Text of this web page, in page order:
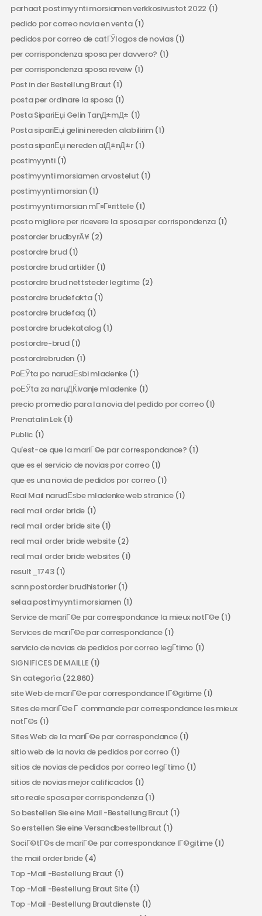
parhaat postimyynti morsiamen verkkosivustot 2022 (1)
pedido por correo novia en venta(1)
pedidos por correo de catГЎlogos de novias(1)
per corrispondenza sposa per davvero? (1)
per corrispondenza sposa reveiw(1)
Post in der Bestellung Braut (1)
posta per ordinare la sposa (1)
Posta SipariЕџi Gelin TanД±mД± (1)
Posta sipariЕџi gelini nereden alabilirim(1)
posta sipariЕџi nereden alД±nД±r(1)
postimyynti(1)
postimyynti morsiamen arvostelut (1)
postimyynti morsian(1)
postimyynti morsian mГ¤Г¤rittele(1)
posto migliore per ricevere la sposa per corrispondenza (1)
postorder brudbyrÃ¥ (2)
postordre brud(1)
postordre brud artikler(1)
postordre brud nettsteder legitime(2)
postordre brudefakta(1)
postordre brudefaq (1)
postordre brudekatalog(1)
postordre-brud(1)
postordrebruden (1)
PoЕЎta po narudЕѕbi mladenke(1)
poЕЎta za naruДЌivanje mladenke(1)
precio promedio para la novia del pedido por correo(1)
Prenatalin Lek(1)
Public(1)
Qu'est-ce que la mariГ©e par correspondance? (1)
que es el servicio de novias por correo(1)
que es una novia de pedidos por correo(1)
Real Mail narudЕѕbe mladenke web stranice(1)
real mail order bride (1)
real mail order bride site(1)
real mail order bride website(2)
real mail order bride websites (1)
result_1743(1)
sann postorder brudhistorier(1)
selaa postimyynti morsiamen (1)
Service de mariГ©e par correspondance la mieux notГ©e(1)
Services de mariГ©e par correspondance(1)
servicio de novias de pedidos por correo legГ­timo(1)
SIGNIFICES DE MAILLE (1)
Sin categoría(22.860)
site Web de mariГ©e par correspondance lГ©gitime(1)
Sites de mariГ©e Г commande par correspondance les mieux
notГ©s(1)
Sites Web de la mariГ©e par correspondance(1)
sitio web de la novia de pedidos por correo(1)
sitios de novias de pedidos por correo legГ­timo(1)
sitios de novias mejor calificados(1)
sito reale sposa per corrispondenza(1)
So bestellen Sie eine Mail -Bestellung Braut (1)
So erstellen Sie eine Versandbestellbraut (1)
SociГ©tГ©s de mariГ©e par correspondance lГ©gitime(1)
the mail order bride(4)
Top -Mail -Bestellung Braut (1)
Top -Mail -Bestellung Braut Site(1)
Top -Mail -Bestellung Brautdienste(1)